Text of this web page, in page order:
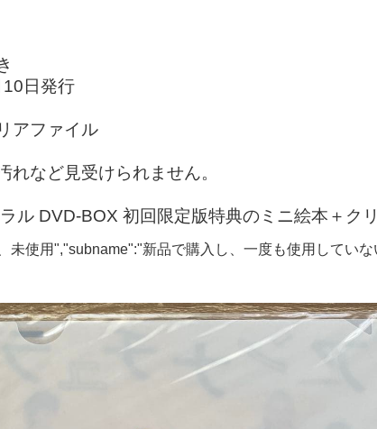
日発行
アファイル
れなど見受けられません。
ル DVD-BOX 初回限定版特典のミニ絵本＋ク
未使用","subname":"新品で購入し、一度も使用していな